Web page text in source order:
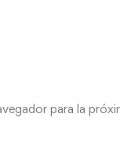
para la